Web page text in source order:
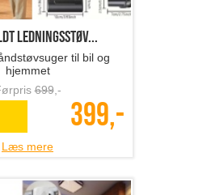
ledningsstøv...
til bil og
hjemmet
699,-
399,-
Læs mere